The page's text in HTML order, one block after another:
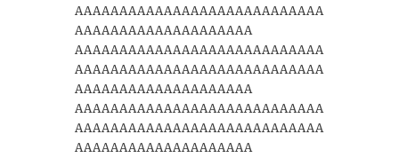
AAAAAAAAAAAAAAAAAAAAAAAAAAAA
AAAAAAAAAAAAAAAAAAAA
AAAAAAAAAAAAAAAAAAAAAAAAAAAA
AAAAAAAAAAAAAAAAAAAAAAAAAAAA
AAAAAAAAAAAAAAAAAAAA
AAAAAAAAAAAAAAAAAAAAAAAAAAAA
AAAAAAAAAAAAAAAAAAAAAAAAAAAA
AAAAAAAAAAAAAAAAAAAA